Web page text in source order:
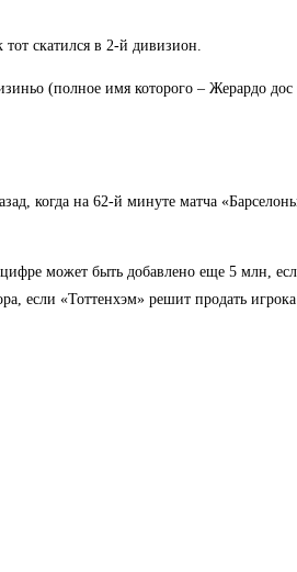
тот скатился в 2-й дивизион.
(полное имя которого – Жерардо
когда на 62-й минуте матча
может быть добавлено еще 5 млн,
если «Тоттенхэм» решит продать